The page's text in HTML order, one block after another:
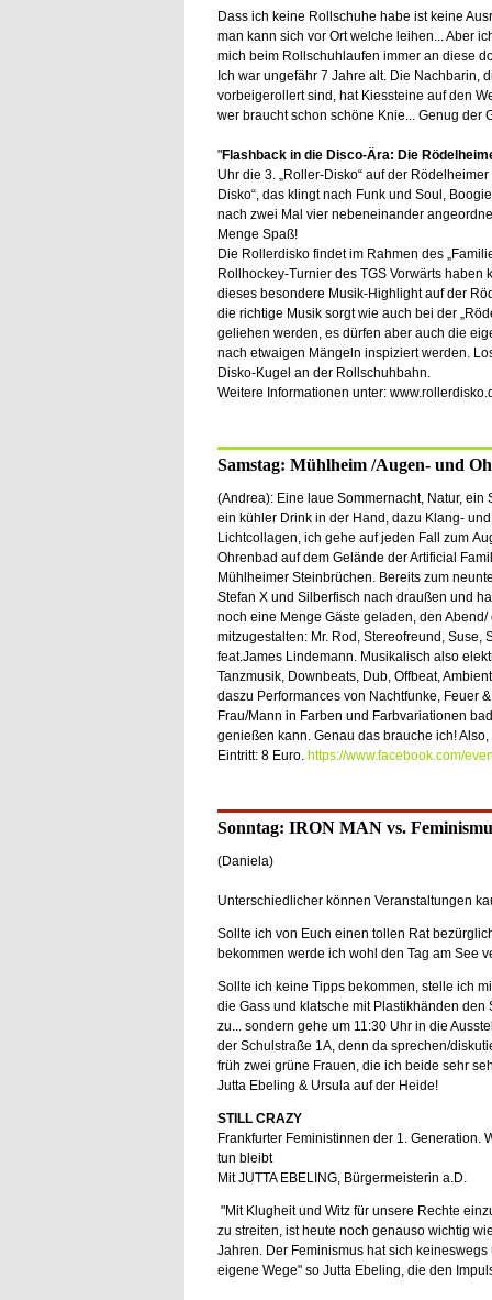
Dass ich keine Rollschuhe habe ist keine
man kann sich vor Ort welche leihen... Aber
mich beim Rollschuhlaufen immer an diese
Ich war ungefähr 7 Jahre alt. Die Nachbarin,
vorbeigerollert sind, hat Kiessteine auf den
wer braucht schon schöne Knie... Genug der
"Flashback in die Disco-Ära: Die
Uhr die 3. „Roller-Disko“ auf der
Disko“, das klingt nach Funk und Soul,
nach zwei Mal vier nebeneinander
Menge Spaß!
Die Rollerdisko findet im Rahmen des
Rollhockey-Turnier des TGS Vorwärts
dieses besondere Musik-Highlight auf der
die richtige Musik sorgt wie auch bei der
geliehen werden, es dürfen aber auch die
nach etwaigen Mängeln inspiziert werden.
Disko-Kugel an der Rollschuhbahn.
Weitere Informationen unter:
Samstag: Mühlheim /Augen- und
(Andrea): Eine laue Sommernacht, Natur, ein
ein kühler Drink in der Hand, dazu Klang- und
Lichtcollagen, ich gehe auf jeden Fall zum
Ohrenbad auf dem Gelände der Artificial
Mühlheimer Steinbrüchen. Bereits zum
Stefan X und Silberfisch nach draußen und
noch eine Menge Gäste geladen, den Abend/
mitzugestalten: Mr. Rod, Stereofreund, Suse,
feat.James Lindemann. Musikalisch also
Tanzmusik, Downbeats, Dub, Offbeat,
daszu Performances von Nachtfunke, Feuer
Frau/Mann in Farben und Farbvariationen
genießen kann. Genau das brauche ich!
Eintritt: 8 Euro. https://www.facebook.com/
Sonntag: IRON MAN vs.
(Daniela)
Unterschiedlicher können Veranstaltungen
Sollte ich von Euch einen tollen Rat
bekommen werde ich wohl den Tag am See
Sollte ich keine Tipps bekommen, stelle ich
die Gass und klatsche mit Plastikhänden den
zu... sondern gehe um 11:30 Uhr in die
der Schulstraße 1A, denn da sprechen/
früh zwei grüne Frauen, die ich beide sehr
Jutta Ebeling & Ursula auf der Heide!
STILL CRAZY
Frankfurter Feministinnen der 1. Generation.
tun bleibt
Mit JUTTA EBELING, Bürgermeisterin a.D.
"Mit Klugheit und Witz für unsere Rechte
zu streiten, ist heute noch genauso wichtig
Jahren. Der Feminismus hat sich
eigene Wege" so Jutta Ebeling, die den